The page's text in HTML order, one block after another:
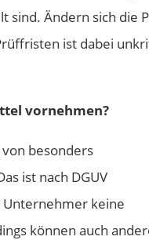
sind. Ändern sich die
ist dabei
vornehmen?
besonders
ist nach DGUV
Unternehmer keine
können auch